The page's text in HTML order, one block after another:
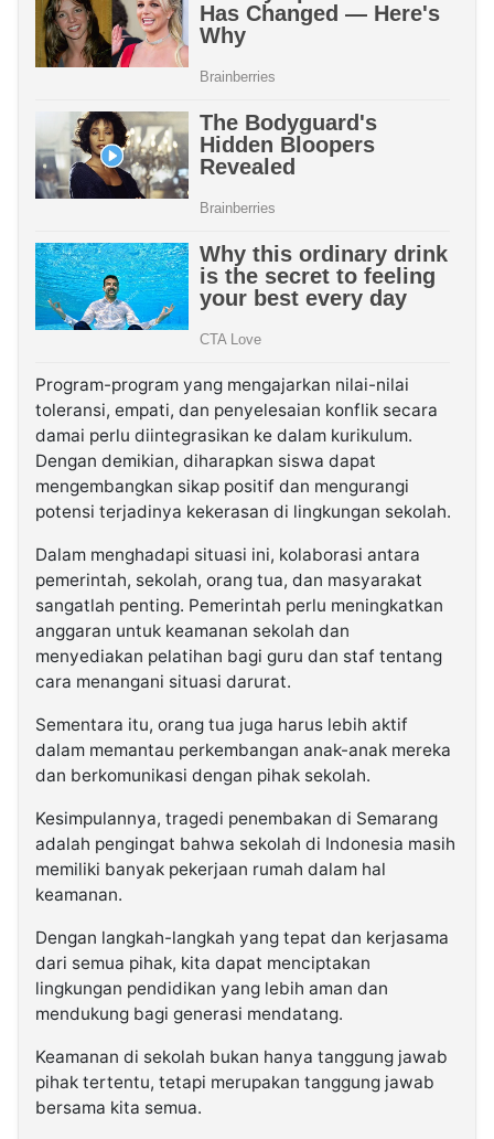
Program-program yang mengajarkan nilai-nilai
toleransi, empati, dan penyelesaian konflik secara
damai perlu diintegrasikan ke dalam kurikulum.
Dengan demikian, diharapkan siswa dapat
mengembangkan sikap positif dan mengurangi
potensi terjadinya kekerasan di lingkungan sekolah.
Dalam menghadapi situasi ini, kolaborasi antara
pemerintah, sekolah, orang tua, dan masyarakat
sangatlah penting. Pemerintah perlu meningkatkan
anggaran untuk keamanan sekolah dan
menyediakan pelatihan bagi guru dan staf tentang
cara menangani situasi darurat.
Sementara itu, orang tua juga harus lebih aktif
dalam memantau perkembangan anak-anak mereka
dan berkomunikasi dengan pihak sekolah.
Kesimpulannya, tragedi penembakan di Semarang
adalah pengingat bahwa sekolah di Indonesia masih
memiliki banyak pekerjaan rumah dalam hal
keamanan.
Dengan langkah-langkah yang tepat dan kerjasama
dari semua pihak, kita dapat menciptakan
lingkungan pendidikan yang lebih aman dan
mendukung bagi generasi mendatang.
Keamanan di sekolah bukan hanya tanggung jawab
pihak tertentu, tetapi merupakan tanggung jawab
bersama kita semua.